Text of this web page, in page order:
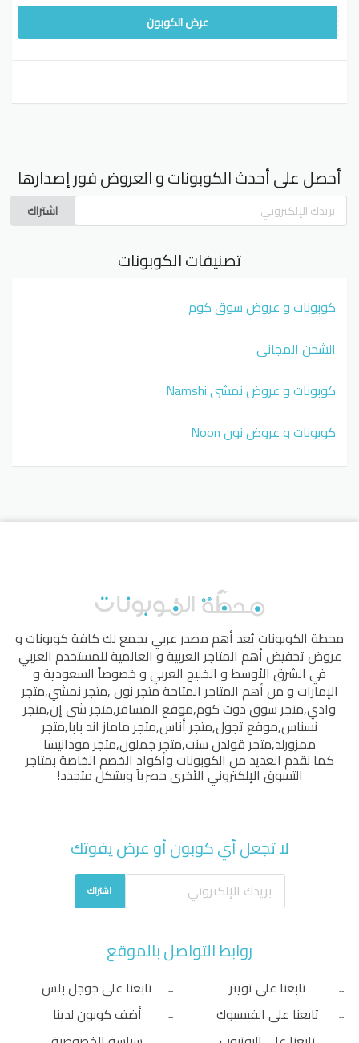
عرض الكوبون
أحصل على أحدث الكوبونات و العروض فور إصدارها
اشتراك
تصنيفات الكوبونات
كوبونات و عروض سوق كوم
الشحن المجاني
كوبونات و عروض نمشي Namshi
كوبونات و عروض نون Noon
محطة الكوبوناتيُعد أهم مصدر عربي يجمع لك كافة كوبونات و
عروض تخفيض أهم المتاجر العربية و العالمية للمستخدم العربي
في الشرق الأوسط و الخليج العربي و خصوصاً السعودية و
الإمارات و من أهم المتاجر المتاحةمتجر نون,متجر نمشي,متجر
وادي,متجر سوق دوت كوم,موقع المسافر,متجر شي إن,متجر
نسناس,موقع تجول,متجر أناس,متجر ماماز اند بابا,متجر
ممزورلد,متجر قولدن سنت,متجر جملون,متجر مودانيسا
كما نقدم العديد من الكوبونات وأكواد الخصم الخاصة بمتاجر
التسوق الإلكتروني الأخرى حصرياً وبشكل متجدد!
لا تجعل أي كوبون أو عرض يفوتك
اشتراك
روابط التواصل بالموقع
تابعنا على تويتر
تابعنا على الفيسبوك
تابعنا على جوجل بلس
أضف كوبون لدينا